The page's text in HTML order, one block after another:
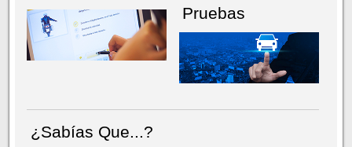
Pruebas
¿Sabías Que...?